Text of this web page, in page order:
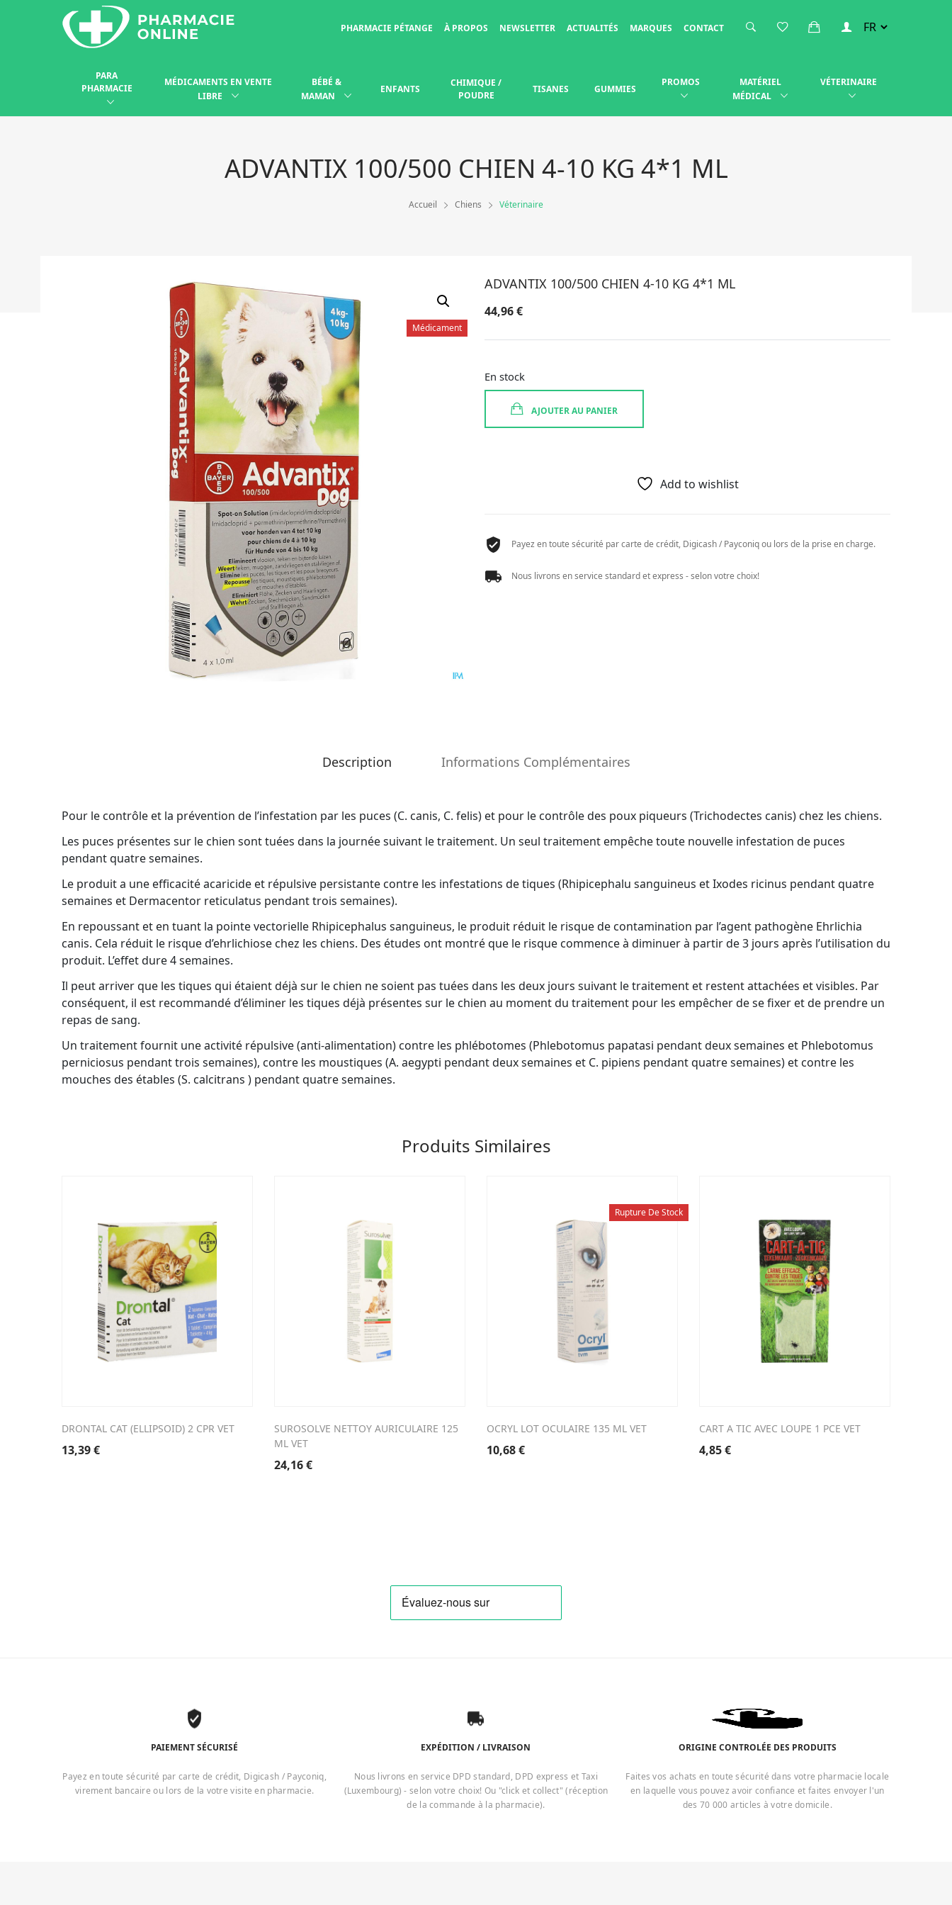
PHARMACIE PÉTANGE À PROPOS NEWSLETTER ACTUALITÉS MARQUES CONTACT
PARA
PHARMACIE
MÉDICAMENTS EN VENTE
LIBRE
BÉBÉ &
MAMAN
ENFANTS
CHIMIQUE /
POUDRE
TISANES GUMMIES
PROMOS
MATÉRIEL
MÉDICAL
VÉTERINAIRE
ADVANTIX 100/500 CHIEN 4-10 KG 4*1 ML
Accueil Chiens Véterinaire
Médicament
ADVANTIX 100/500 CHIEN 4-10 KG 4*1 ML
44,96€
En stock
AJOUTER AU PANIER
Add to wishlist
Payez en toute sécurité par carte de crédit, Digicash / Payconiq ou lors de la prise en charge.
Nous livrons en service standard et express - selon votre choix!
Description Informations Complémentaires
Pour le contrôle et la prévention de l’infestation par les puces (C. canis, C. felis) et pour le contrôle des poux piqueurs (Trichodectes canis) chez les chiens.
Les puces présentes sur le chien sont tuées dans la journée suivant le traitement. Un seul traitement empêche toute nouvelle infestation de puces
pendant quatre semaines.
Le produit a une efficacité acaricide et répulsive persistante contre les infestations de tiques (Rhipicephalu sanguineus et Ixodes ricinus pendant quatre
semaines et Dermacentor reticulatus pendant trois semaines).
En repoussant et en tuant la pointe vectorielle Rhipicephalus sanguineus, le produit réduit le risque de contamination par l’agent pathogène Ehrlichia
canis. Cela réduit le risque d’ehrlichiose chez les chiens. Des études ont montré que le risque commence à diminuer à partir de 3 jours après l’utilisation du
produit. L’effet dure 4 semaines.
Il peut arriver que les tiques qui étaient déjà sur le chien ne soient pas tuées dans les deux jours suivant le traitement et restent attachées et visibles. Par
conséquent, il est recommandé d’éliminer les tiques déjà présentes sur le chien au moment du traitement pour les empêcher de se fixer et de prendre un
repas de sang.
Un traitement fournit une activité répulsive (anti-alimentation) contre les phlébotomes (Phlebotomus papatasi pendant deux semaines et Phlebotomus
perniciosus pendant trois semaines), contre les moustiques (A. aegypti pendant deux semaines et C. pipiens pendant quatre semaines) et contre les
mouches des étables (S. calcitrans ) pendant quatre semaines.
Produits Similaires
DRONTAL CAT (ELLIPSOID) 2 CPR VET
13,39€
SUROSOLVE NETTOY AURICULAIRE 125
ML VET
24,16€
Rupture De Stock
OCRYL LOT OCULAIRE 135 ML VET
10,68€
CART A TIC AVEC LOUPE 1 PCE VET
4,85€
PAIEMENT SÉCURISÉ
Payez en toute sécurité par carte de crédit, Digicash / Payconiq,
virement bancaire ou lors de la votre visite en pharmacie.
EXPÉDITION / LIVRAISON
Nous livrons en service DPD standard, DPD express et Taxi
(Luxembourg) - selon votre choix! Ou "click et collect" (réception
de la commande à la pharmacie).
ORIGINE CONTROLÉE DES PRODUITS
Faites vos achats en toute sécurité dans votre pharmacie locale
en laquelle vous pouvez avoir confiance et faites envoyer l'un
des 70 000 articles à votre domicile.